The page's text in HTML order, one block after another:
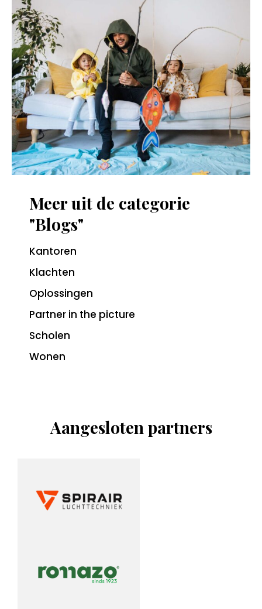
Meer uit de categorie
"Blogs"
Kantoren
Klachten
Oplossingen
Partner in the picture
Scholen
Wonen
Aangesloten partners